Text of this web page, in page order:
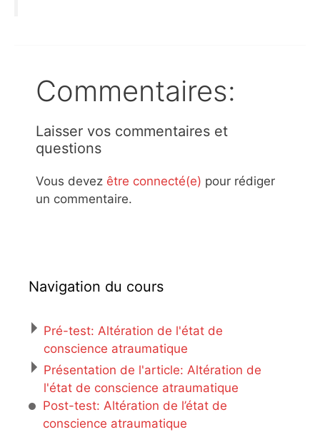
Commentaires:
Laisser vos commentaires et
questions
Vous devez être connecté(e) pour rédiger
un commentaire.
Navigation du cours
Pré-test: Altération de l'état de
conscience atraumatique
Présentation de l'article: Altération de
l'état de conscience atraumatique
Post-test: Altération de l’état de
conscience atraumatique